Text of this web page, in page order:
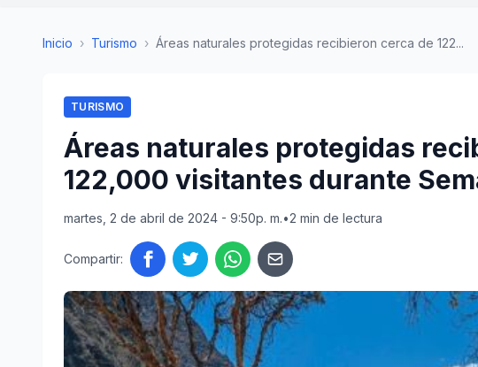
Inicio › Turismo › Áreas naturales protegidas recibieron cerca de 122...
TURISMO
Áreas naturales protegidas
122,000 visitantes durante
martes, 2 de abril de 2024 - 9:50p. m.•2 min de lectura
Compartir: